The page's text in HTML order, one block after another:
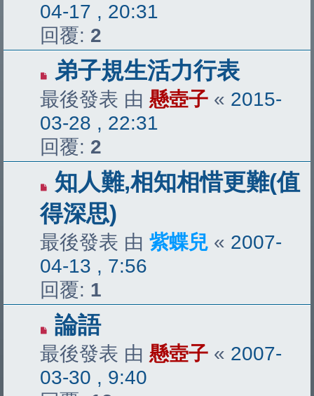
04-17 , 20:31
回覆: 2
弟子規生活力行表
最後發表 由 懸壺子 « 2015-
03-28 , 22:31
回覆: 2
知人難,相知相惜更難(值
得深思)
最後發表 由 紫蝶兒 « 2007-
04-13 , 7:56
回覆: 1
論語
最後發表 由 懸壺子 « 2007-
03-30 , 9:40